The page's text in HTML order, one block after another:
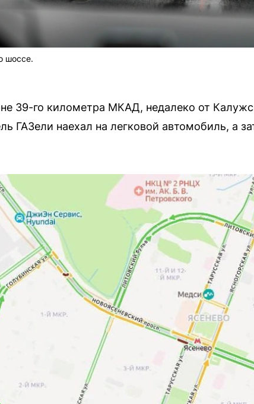
шоссе.
39-го километра МКАД, недалеко от
ГАЗели наехал на легковой автомобиль, а